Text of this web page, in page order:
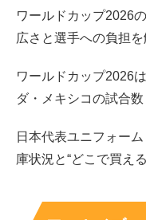
ワールドカップ2026
広さと選手への負担を
ワールドカップ2026
ダ・メキシコの試合数
日本代表ユニフォー
庫状況と“どこで買え